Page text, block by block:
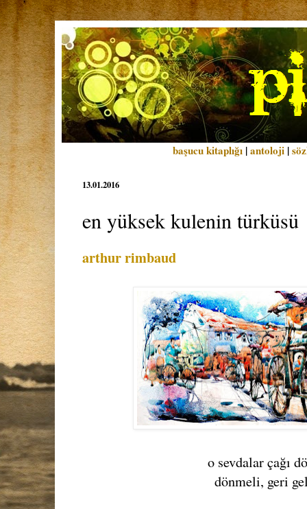
başucu kitaplığı |antoloji |
13.01.2016
en yüksek kulenin türküsü
arthur rimbaud
o sevdalar çağı
dönmeli, geri